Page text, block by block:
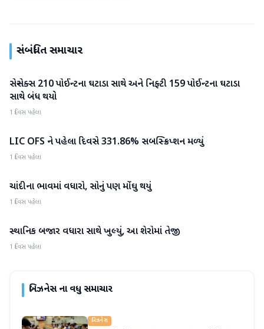
સંબંધિત સમાચાર
બિઝનેસ
સેન્સેક્સ 210 પોઈન્ટના ઘટાડા સાથે અને નિફ્ટી 159 પોઈન્ટના ઘટાડા
સાથે બંધ થયો
1 દિવસ પહેલા
બિઝનેસ
LIC OFS ને પહેલા દિવસે 331.86% સબસ્ક્રિપ્શન મળ્યું
1 દિવસ પહેલા
બિઝનેસ
ચાંદીના ભાવમાં વધારો, સોનું પણ મોંઘુ થયું
1 દિવસ પહેલા
બિઝનેસ
સ્થાનિક બજાર વધારા સાથે ખુલ્યું, આ શેરોમાં તેજી
1 દિવસ પહેલા
બિઝનેસના વધુ સમાચાર
બિઝનેસ